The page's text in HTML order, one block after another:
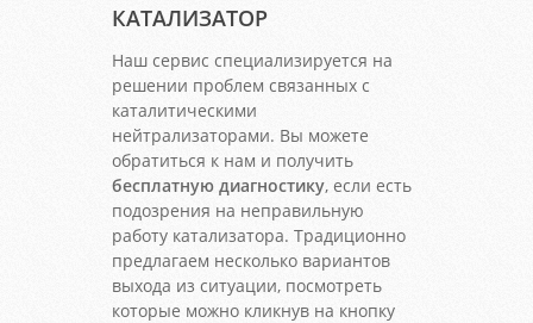
КАТАЛИЗАТОР
Наш сервис специализируется на
решении проблем связанных с
каталитическими
нейтрализаторами. Вы можете
обратиться к нам и получить
бесплатную диагностику, если есть
подозрения на неправильную
работу катализатора. Традиционно
предлагаем несколько вариантов
выхода из ситуации, посмотреть
которые можно кликнув на кнопку